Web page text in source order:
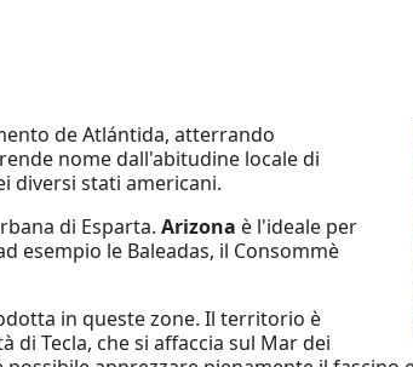
de Atlántida, atterrando
nome dall'abitudine locale di
diversi stati americani.
di Esparta. Arizona è l'ideale per
esempio le Baleadas, il Consommè
in queste zone. Il territorio è
Tecla, che si affaccia sul Mar dei